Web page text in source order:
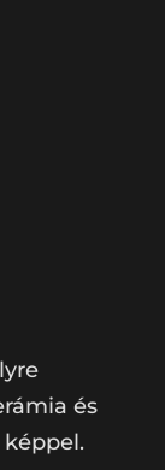
és